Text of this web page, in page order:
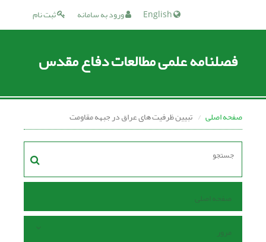
ثبت نام ورود به سامانه
فصلنامه علمی مطالعات دفاع مقدس
صفحه اصلی تبیین ظرفیت های عراق در جبهه مقاومت
صفحه اصلی
مرور